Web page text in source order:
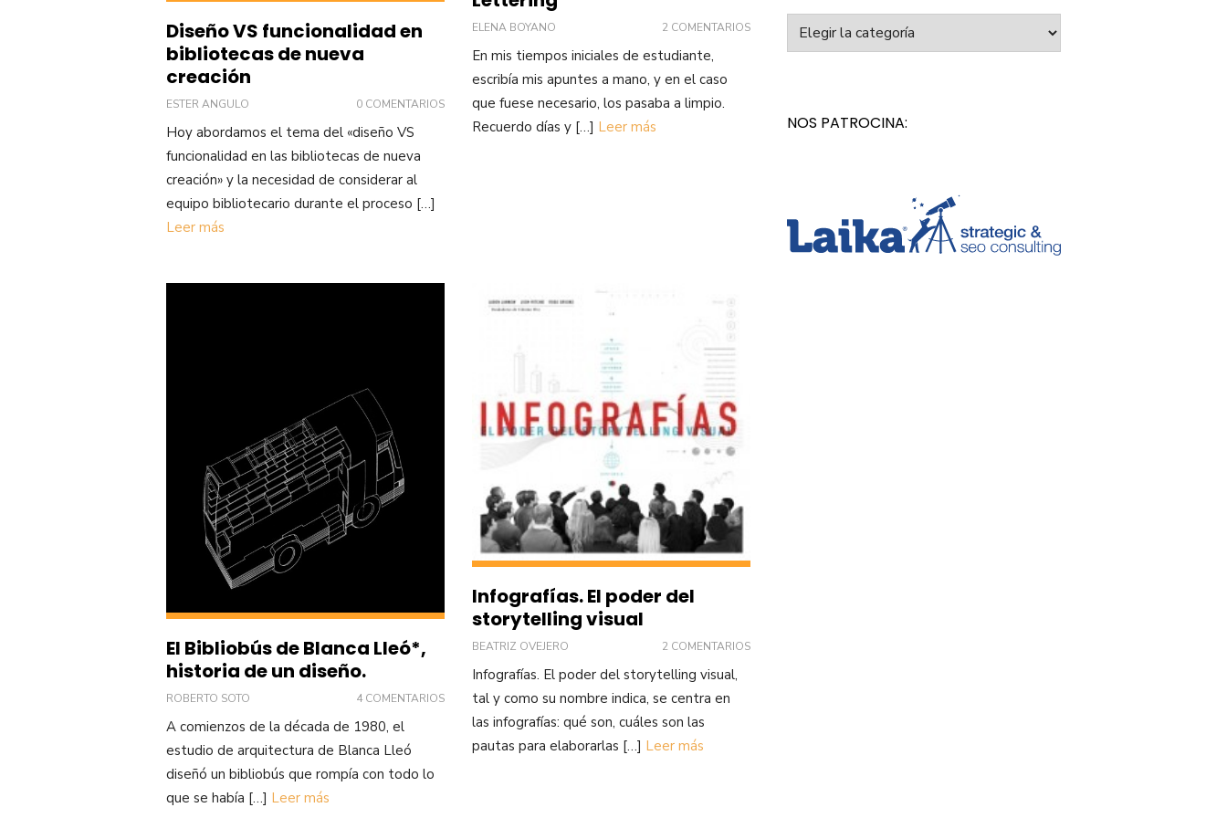
Diseño VS funcionalidad en
bibliotecas de nueva
creación
ESTER ANGULO 0 COMENTARIOS
Hoy abordamos el tema del «diseño VS
funcionalidad en las bibliotecas de nueva
creación» y la necesidad de considerar al
equipo bibliotecario durante el proceso […]
Leer más
ELENA BOYANO 2 COMENTARIOS
En mis tiempos iniciales de estudiante,
escribía mis apuntes a mano, y en el caso
que fuese necesario, los pasaba a limpio.
Recuerdo días y […] Leer más
El Bibliobús de Blanca Lleó*,
historia de un diseño.
ROBERTO SOTO 4 COMENTARIOS
A comienzos de la década de 1980, el
estudio de arquitectura de Blanca Lleó
diseñó un bibliobús que rompía con todo lo
que se había […] Leer más
Infografías. El poder del
storytelling visual
BEATRIZ OVEJERO 2 COMENTARIOS
Infografías. El poder del storytelling visual,
tal y como su nombre indica, se centra en
las infografías: qué son, cuáles son las
pautas para elaborarlas […] Leer más
NOS PATROCINA: